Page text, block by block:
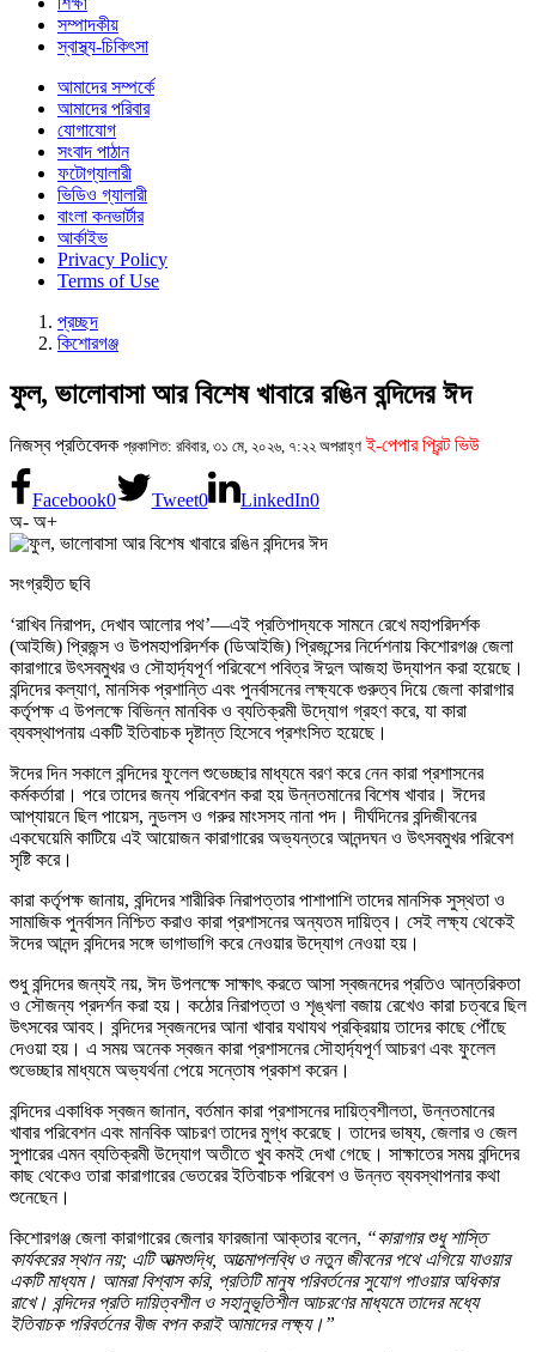
সম্পাদকীয়
স্বাস্থ্য-চিকিৎসা
আমাদের সম্পর্কে
আমাদের পরিবার
যোগাযোগ
সংবাদ পাঠান
ফটোগ্যালারী
ভিডিও গ্যালারী
বাংলা কনভার্টার
আর্কাইভ
Privacy Policy
Terms of Use
প্রচ্ছদ
কিশোরগঞ্জ
ফুল, ভালোবাসা আর বিশেষ খাবারে রঙিন বন্দিদের ঈদ
নিজস্ব প্রতিবেদক প্রকাশিত: রবিবার, ৩১ মে, ২০২৬, ৭:২২ অপরাহ্ণ ই-পেপার প্রিন্ট ভিউ
Facebook0 Tweet0 LinkedIn0
অ- অ+
সংগ্রহীত ছবি
‘রাখিব নিরাপদ, দেখাব আলোর পথ’—এই প্রতিপাদ্যকে সামনে রেখে মহাপরিদর্শক
(আইজি) প্রিজন্স ও উপমহাপরিদর্শক (ডিআইজি) প্রিজন্সের নির্দেশনায় কিশোরগঞ্জ জেলা
কারাগারে উৎসবমুখর ও সৌহার্দ্যপূর্ণ পরিবেশে পবিত্র ঈদুল আজহা উদ্‌যাপন করা হয়েছে।
বন্দিদের কল্যাণ, মানসিক প্রশান্তি এবং পুনর্বাসনের লক্ষ্যকে গুরুত্ব দিয়ে জেলা কারাগার
কর্তৃপক্ষ এ উপলক্ষে বিভিন্ন মানবিক ও ব্যতিক্রমী উদ্যোগ গ্রহণ করে, যা কারা
ব্যবস্থাপনায় একটি ইতিবাচক দৃষ্টান্ত হিসেবে প্রশংসিত হয়েছে।
ঈদের দিন সকালে বন্দিদের ফুলেল শুভেচ্ছার মাধ্যমে বরণ করে নেন কারা প্রশাসনের
কর্মকর্তারা। পরে তাদের জন্য পরিবেশন করা হয় উন্নতমানের বিশেষ খাবার। ঈদের
আপ্যায়নে ছিল পায়েস, নুডলস ও গরুর মাংসসহ নানা পদ। দীর্ঘদিনের বন্দিজীবনের
একঘেয়েমি কাটিয়ে এই আয়োজন কারাগারের অভ্যন্তরে আনন্দঘন ও উৎসবমুখর পরিবেশ
সৃষ্টি করে।
কারা কর্তৃপক্ষ জানায়, বন্দিদের শারীরিক নিরাপত্তার পাশাপাশি তাদের মানসিক সুস্থতা ও
সামাজিক পুনর্বাসন নিশ্চিত করাও কারা প্রশাসনের অন্যতম দায়িত্ব। সেই লক্ষ্য থেকেই
ঈদের আনন্দ বন্দিদের সঙ্গে ভাগাভাগি করে নেওয়ার উদ্যোগ নেওয়া হয়।
শুধু বন্দিদের জন্যই নয়, ঈদ উপলক্ষে সাক্ষাৎ করতে আসা স্বজনদের প্রতিও আন্তরিকতা
ও সৌজন্য প্রদর্শন করা হয়। কঠোর নিরাপত্তা ও শৃঙ্খলা বজায় রেখেও কারা চত্বরে ছিল
উৎসবের আবহ। বন্দিদের স্বজনদের আনা খাবার যথাযথ প্রক্রিয়ায় তাদের কাছে পৌঁছে
দেওয়া হয়। এ সময় অনেক স্বজন কারা প্রশাসনের সৌহার্দ্যপূর্ণ আচরণ এবং ফুলেল
শুভেচ্ছার মাধ্যমে অভ্যর্থনা পেয়ে সন্তোষ প্রকাশ করেন।
বন্দিদের একাধিক স্বজন জানান, বর্তমান কারা প্রশাসনের দায়িত্বশীলতা, উন্নতমানের
খাবার পরিবেশন এবং মানবিক আচরণ তাদের মুগ্ধ করেছে। তাদের ভাষ্য, জেলার ও জেল
সুপারের এমন ব্যতিক্রমী উদ্যোগ অতীতে খুব কমই দেখা গেছে। সাক্ষাতের সময় বন্দিদের
কাছ থেকেও তারা কারাগারের ভেতরের ইতিবাচক পরিবেশ ও উন্নত ব্যবস্থাপনার কথা
শুনেছেন।
কিশোরগঞ্জ জেলা কারাগারের জেলার ফারজানা আক্তার বলেন, “কারাগার শুধু শাস্তি
কার্যকরের স্থান নয়; এটি আত্মশুদ্ধি, আত্মোপলব্ধি ও নতুন জীবনের পথে এগিয়ে যাওয়ার
একটি মাধ্যম। আমরা বিশ্বাস করি, প্রতিটি মানুষ পরিবর্তনের সুযোগ পাওয়ার অধিকার
রাখে। বন্দিদের প্রতি দায়িত্বশীল ও সহানুভূতিশীল আচরণের মাধ্যমে তাদের মধ্যে
ইতিবাচক পরিবর্তনের বীজ বপন করাই আমাদের লক্ষ্য।”